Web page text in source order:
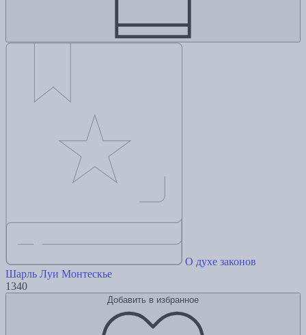
О духе законов
Шарль Луи Монтескье
1340
Добавить в избранное